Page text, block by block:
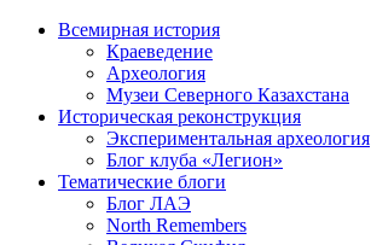
Всемирная история
Краеведение
Археология
Музеи Северного Казахстана
Историческая реконструкция
Экспериментальная археология
Блог клуба «Легион»
Тематические блоги
Блог ЛАЭ
North Remembers